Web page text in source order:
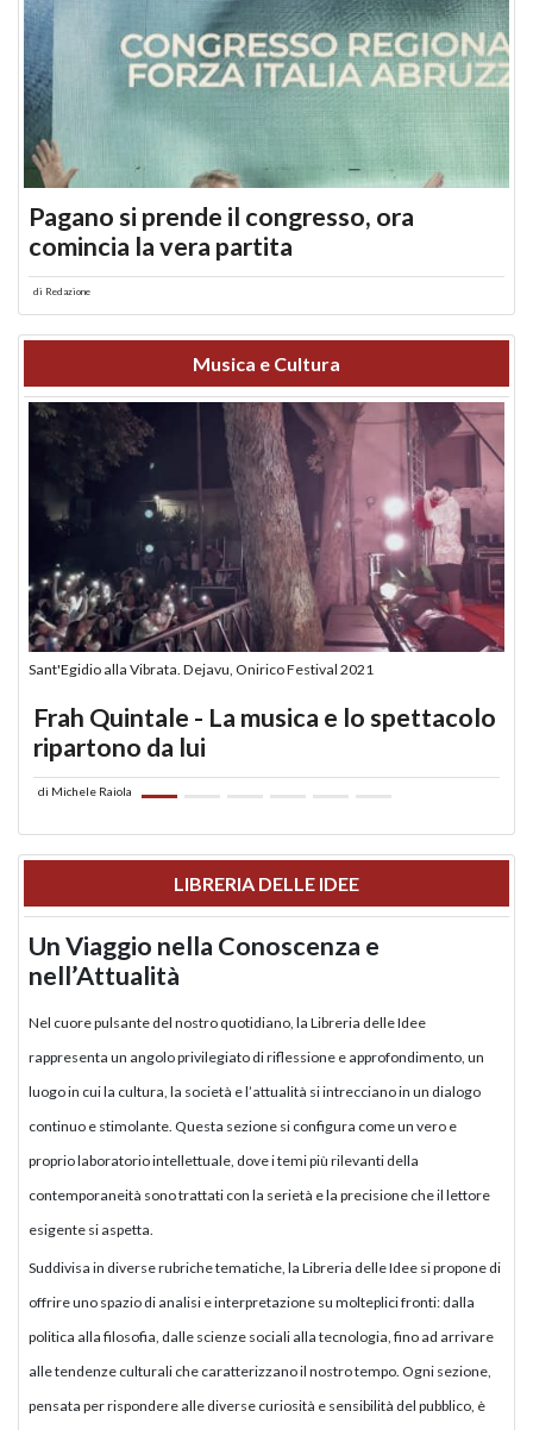
Pagano si prende il congresso, ora
comincia la vera partita
di Redazione
Musica e Cultura
Sant'Egidio alla Vibrata. Dejavu, Onirico Festival 2021
Frah Quintale - La musica e lo spettacolo
ripartono da lui
di Michele Raiola
LIBRERIA DELLE IDEE
Un Viaggio nella Conoscenza e
nell’Attualità
Nel cuore pulsante del nostro quotidiano, la Libreria delle Idee
rappresenta un angolo privilegiato di riflessione e approfondimento, un
luogo in cui la cultura, la società e l’attualità si intrecciano in un dialogo
continuo e stimolante. Questa sezione si configura come un vero e
proprio laboratorio intellettuale, dove i temi più rilevanti della
contemporaneità sono trattati con la serietà e la precisione che il lettore
esigente si aspetta.
Suddivisa in diverse rubriche tematiche, la Libreria delle Idee si propone di
offrire uno spazio di analisi e interpretazione su molteplici fronti: dalla
politica alla filosofia, dalle scienze sociali alla tecnologia, fino ad arrivare
alle tendenze culturali che caratterizzano il nostro tempo. Ogni sezione,
pensata per rispondere alle diverse curiosità e sensibilità del pubblico, è